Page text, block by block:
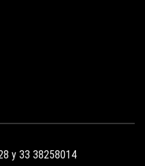
y 33 38258014